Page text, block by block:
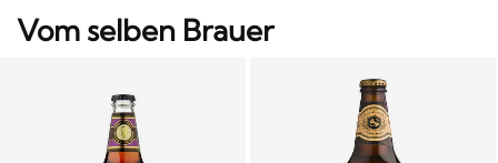
Vom selben Brauer